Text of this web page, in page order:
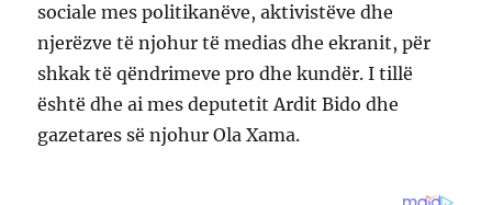
sociale mes politikanëve, aktivistëve dhe
njerëzve të njohur të medias dhe ekranit, për
shkak të qëndrimeve pro dhe kundër. I tillë
është dhe ai mes deputetit Ardit Bido dhe
gazetares së njohur Ola Xama.